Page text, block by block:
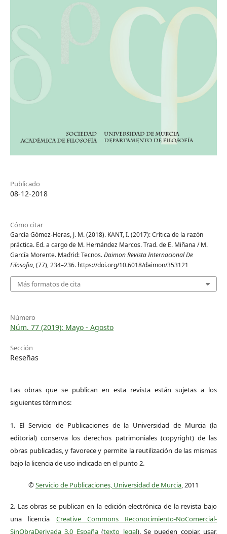
Publicado
08-12-2018
Cómo citar
García Gómez-Heras, J. M. (2018). KANT, I. (2017): Crítica de la razón
práctica. Ed. a cargo de M. Hernández Marcos. Trad. de E. Miñana / M.
García Morente. Madrid: Tecnos.Daimon Revista Internacional De
Filosofia, (77), 234–236. https://doi.org/10.6018/daimon/353121
Más formatos de cita
Número
Núm. 77 (2019): Mayo - Agosto
Sección
Reseñas
Las obras que se publican en esta revista están sujetas a los
siguientes términos:
1. El Servicio de Publicaciones de la Universidad de Murcia (la
editorial) conserva los derechos patrimoniales (copyright) de las
obras publicadas, y favorece y permite la reutilización de las mismas
bajo la licencia de uso indicada en el punto 2.
©Servicio de Publicaciones, Universidad de Murcia, 2011
2. Las obras se publican en la edición electrónica de la revista bajo
una licencia Creative Commons Reconocimiento-NoComercial-
SinObraDerivada 3.0 España(texto legal). Se pueden copiar, usar,